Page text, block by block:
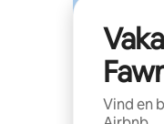
Vind en